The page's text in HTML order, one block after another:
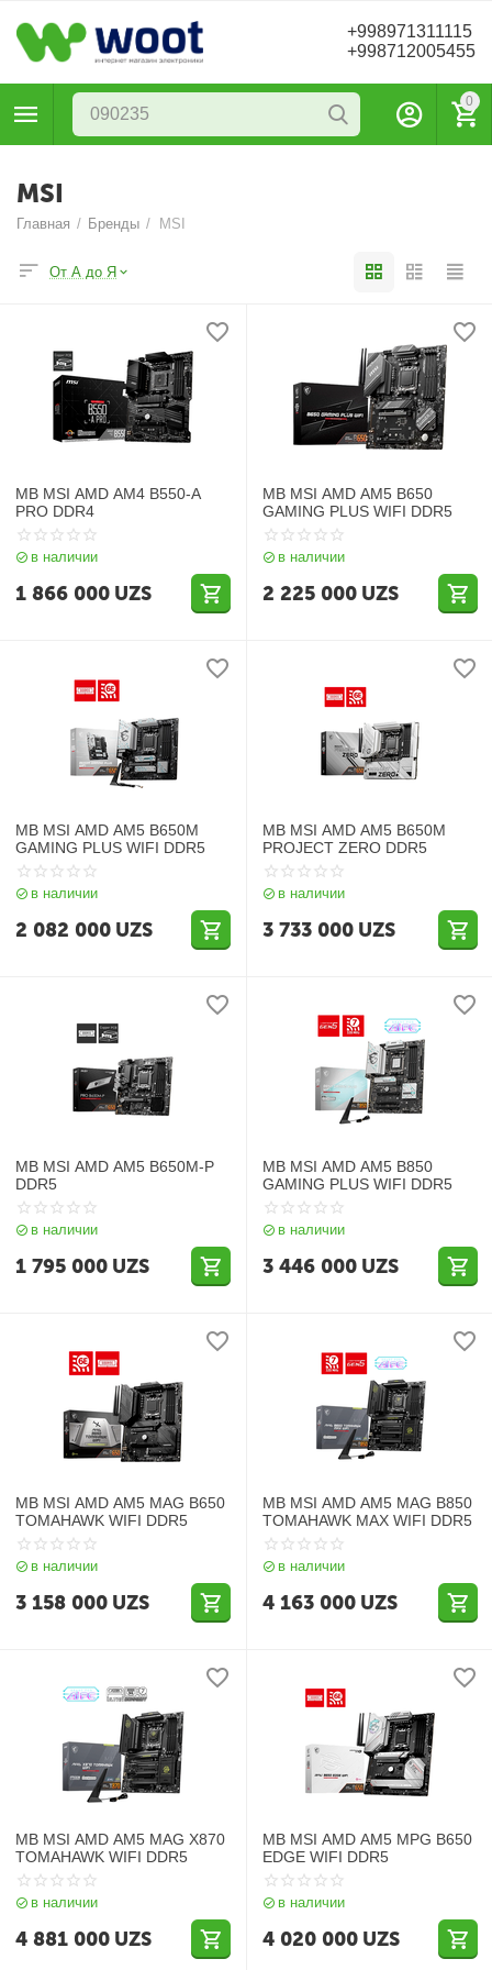
+998971311115
+998712005455
0
MSI
Главная / Бренды / MSI
От А до Я
MB MSI AMD AM4 B550-A
PRO DDR4
в наличии
1 866 000 UZS
MB MSI AMD AM5 B650
GAMING PLUS WIFI DDR5
в наличии
2 225 000 UZS
MB MSI AMD AM5 B650M
GAMING PLUS WIFI DDR5
в наличии
2 082 000 UZS
MB MSI AMD AM5 B650M
PROJECT ZERO DDR5
в наличии
3 733 000 UZS
MB MSI AMD AM5 B650M-P
DDR5
в наличии
1 795 000 UZS
MB MSI AMD AM5 B850
GAMING PLUS WIFI DDR5
в наличии
3 446 000 UZS
MB MSI AMD AM5 MAG B650
TOMAHAWK WIFI DDR5
в наличии
3 158 000 UZS
MB MSI AMD AM5 MAG B850
TOMAHAWK MAX WIFI DDR5
в наличии
4 163 000 UZS
MB MSI AMD AM5 MAG X870
TOMAHAWK WIFI DDR5
в наличии
4 881 000 UZS
MB MSI AMD AM5 MPG B650
EDGE WIFI DDR5
в наличии
4 020 000 UZS